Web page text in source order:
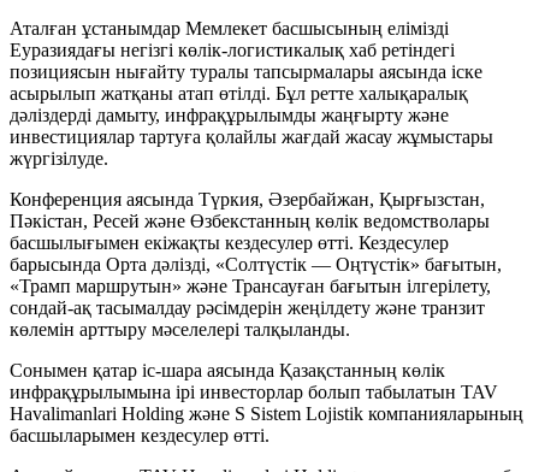
Аталған ұстанымдар Мемлекет басшысының елімізді
Еуразиядағы негізгі көлік-логистикалық хаб ретіндегі
позициясын нығайту туралы тапсырмалары аясында іске
асырылып жатқаны атап өтілді. Бұл ретте халықаралық
дәліздерді дамыту, инфрақұрылымды жаңғырту және
инвестициялар тартуға қолайлы жағдай жасау жұмыстары
жүргізілуде.
Конференция аясында Түркия, Әзербайжан, Қырғызстан,
Пәкістан, Ресей және Өзбекстанның көлік ведомстволары
басшылығымен екіжақты кездесулер өтті. Кездесулер
барысында Орта дәлізді, «Солтүстік — Оңтүстік» бағытын,
«Трамп маршрутын» және Трансауған бағытын ілгерілету,
сондай-ақ тасымалдау рәсімдерін жеңілдету және транзит
көлемін арттыру мәселелері талқыланды.
Сонымен қатар іс-шара аясында Қазақстанның көлік
инфрақұрылымына ірі инвесторлар болып табылатын TAV
Havalimanlari Holding және S Sistem Lojistik компанияларының
басшыларымен кездесулер өтті.